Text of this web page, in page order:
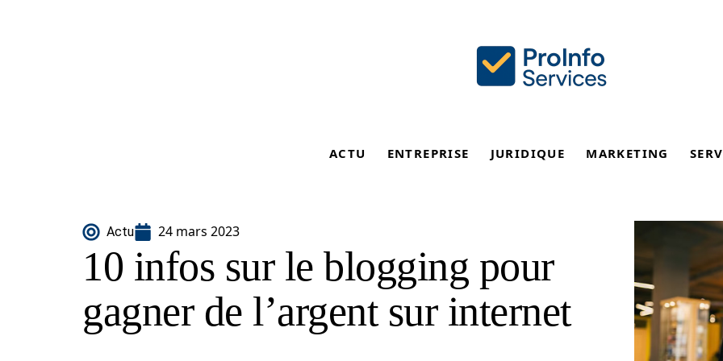
ACTU ENTREPRISE JURIDIQUE MARKETING
Actu 24 mars 2023
10 infos sur le blogging pour
gagner de l’argent sur internet